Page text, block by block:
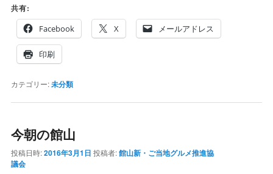
共有:
Facebook
X メールアドレス
印刷
カテゴリー:未分類
今朝の館山
投稿日時:2016年3月1日 投稿者:館山新・ご当地グルメ推進協
議会